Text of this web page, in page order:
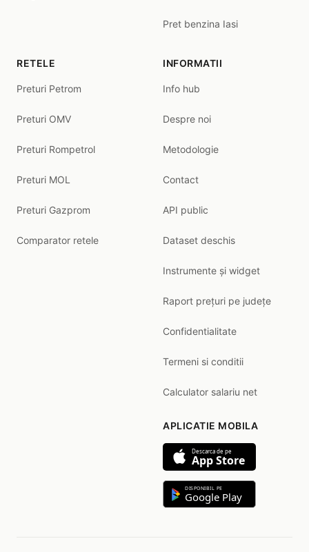
Pret benzina Iasi
RETELE
Preturi Petrom
Preturi OMV
Preturi Rompetrol
Preturi MOL
Preturi Gazprom
Comparator retele
INFORMATII
Info hub
Despre noi
Metodologie
Contact
API public
Dataset deschis
Instrumente și widget
Raport prețuri pe județe
Confidentialitate
Termeni si conditii
Calculator salariu net
APLICATIE MOBILA
Descarca de pe
App Store
DISPONIBIL PE
Google Play